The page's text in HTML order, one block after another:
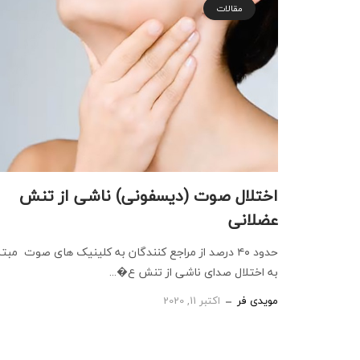
مقالات
اختلال صوت (دیسفونی) ناشی از تنش
عضلانی
حدود ۴۰ درصد از مراجع کنندگان به کلینیک های صوت
به اختلال صدای ناشی از تنش ع�...
مویدی فر اکتبر 11, 2020